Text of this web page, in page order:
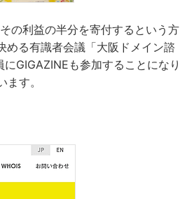
の利益の半分を寄付するという方
める有識者会議「大阪ドメイン諮
GIGAZINEも参加することになり
す。